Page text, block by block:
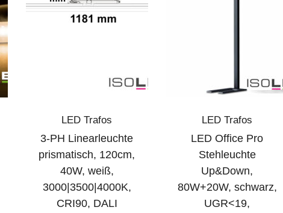
LED Trafos
3-PH Linearleuchte
prismatisch, 120cm,
40W, weiß,
3000|3500|4000K,
CRI90, DALI
LED Trafos
LED Office Pro
Stehleuchte
Up&Down,
80W+20W, schwarz,
UGR<19,